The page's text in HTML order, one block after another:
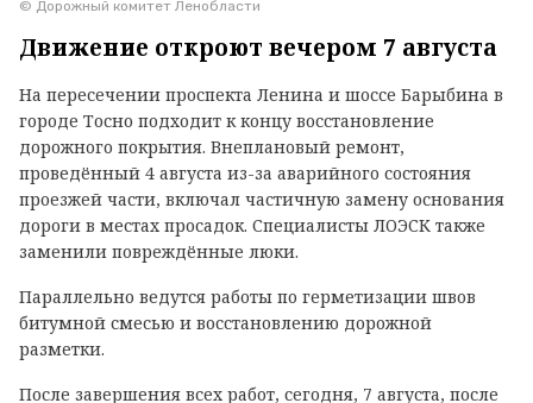
© Дорожный комитет Ленобласти
Движение откроют вечером 7 августа
На пересечении проспекта Ленина и шоссе Барыбина в
городе Тосно подходит к концу восстановление
дорожного покрытия. Внеплановый ремонт,
проведённый 4 августа из-за аварийного состояния
проезжей части, включал частичную замену основания
дороги в местах просадок. Специалисты ЛОЭСК также
заменили повреждённые люки.
Параллельно ведутся работы по герметизации швов
битумной смесью и восстановлению дорожной
разметки.
После завершения всех работ, сегодня, 7 августа, после